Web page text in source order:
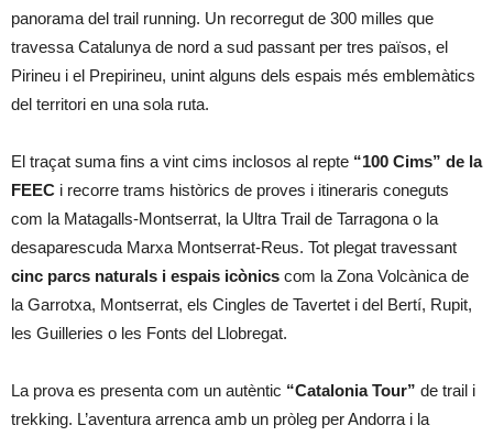
panorama del trail running. Un recorregut de 300 milles que
travessa Catalunya de nord a sud passant per tres països, el
Pirineu i el Prepirineu, unint alguns dels espais més emblemàtics
del territori en una sola ruta.
El traçat suma fins a vint cims inclosos al repte “100 Cims” de la
FEEC i recorre trams històrics de proves i itineraris coneguts
com la Matagalls-Montserrat, la Ultra Trail de Tarragona o la
desaparescuda Marxa Montserrat-Reus. Tot plegat travessant
cinc parcs naturals i espais icònics com la Zona Volcànica de
la Garrotxa, Montserrat, els Cingles de Tavertet i del Bertí, Rupit,
les Guilleries o les Fonts del Llobregat.
La prova es presenta com un autèntic “Catalonia Tour” de trail i
trekking. L’aventura arrenca amb un pròleg per Andorra i la